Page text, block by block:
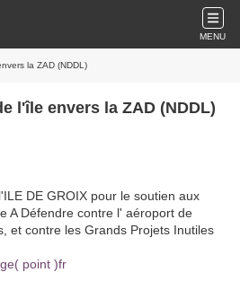
MENU
la ZAD (NDDL)
l'île envers la ZAD (NDDL)
DE GROIX pour le soutien aux
A Défendre contre l' aéroport de
et contre les Grands Projets Inutiles
point )fr